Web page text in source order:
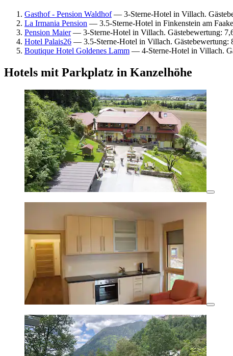
Gasthof - Pension Waldhof— 3-Sterne-Hotel in Villach.
La Irmania Pension — 3.5-Sterne-Hotel in Finkenstein am
Pension Maier— 3-Sterne-Hotel in Villach. Gästebewertung:
Hotel Palais26 — 3.5-Sterne-Hotel in Villach.
Boutique Hotel Goldenes Lamm — 4-Sterne-Hotel in Villach.
Hotels mit Parkplatz in Kanzelhöhe